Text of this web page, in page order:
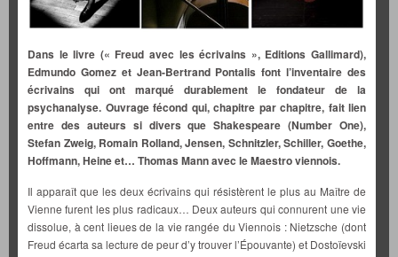
Dans le livre (« Freud avec les écrivains », Editions Gallimard),
Edmundo Gomez et Jean-Bertrand Pontalis font l’inventaire des
écrivains qui ont marqué durablement le fondateur de la
psychanalyse. Ouvrage fécond qui, chapitre par chapitre, fait lien
entre des auteurs si divers que Shakespeare (Number One),
Stefan Zweig, Romain Rolland, Jensen, Schnitzler, Schiller, Goethe,
Hoffmann, Heine et… Thomas Mann avec le Maestro viennois.
Il apparaît que les deux écrivains qui résistèrent le plus au Maître de
Vienne furent les plus radicaux… Deux auteurs qui connurent une vie
dissolue, à cent lieues de la vie rangée du Viennois : Nietzsche (dont
Freud écarta sa lecture de peur d’y trouver l’Épouvante) et Dostoïevski